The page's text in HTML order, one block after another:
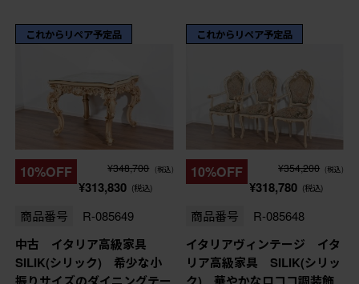
これからリペア予定品
10%OFF ¥348,700 (税込)
¥313,830 (税込)
商品番号 R-085649
中古 イタリア高級家具
SILIK(シリック) 希少な小
これからリペア予定品
10%OFF ¥354,200 (税込)
¥318,780 (税込)
商品番号 R-085648
イタリアヴィンテージ イタ
リア高級家具 SILIK(シリッ